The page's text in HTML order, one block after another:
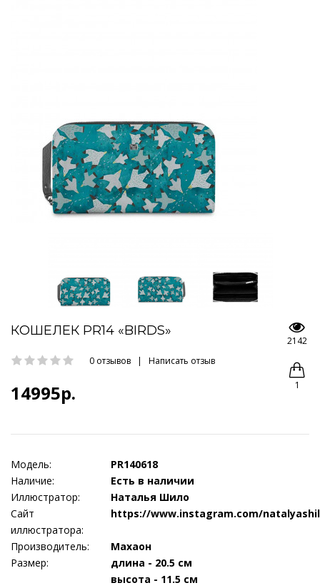
КОШЕЛЕК PR14 «BIRDS»
0 отзывов | Написать отзыв
14995р.
2142
1
Модель:
PR140618
Наличие:
Есть в наличии
Иллюстратор:
Наталья Шило
Сайт
иллюстратора:
https://www.instagram.com/
Производитель:
Махаон
Размер:
длина - 20.5 см
высота - 11.5 см